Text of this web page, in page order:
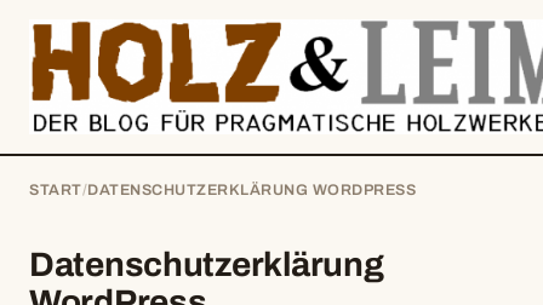
springen
START/DATENSCHUTZERKLÄRUNG WORDPRESS
Datenschutzerklärung